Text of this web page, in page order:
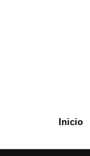
Inicio